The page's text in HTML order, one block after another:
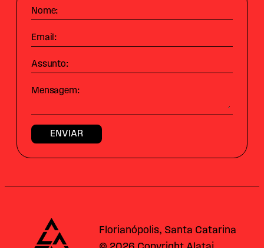
Nome:
Email:
Assunto:
Mensagem:
Alataj
Florianópolis, Santa Catarina